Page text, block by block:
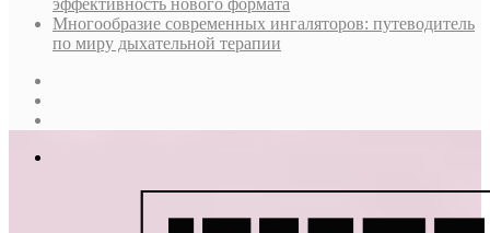
эффективность нового формата
Многообразие современных ингаляторов: путеводитель
по миру дыхательной терапии